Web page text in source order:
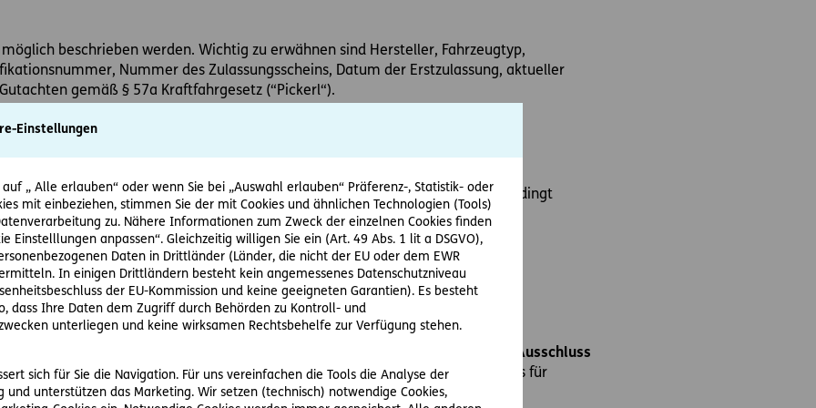
Einstellungen
„ Alle erlauben“ oder wenn Sie bei „Auswahl erlauben“ Präferenz-, Statistik- oder
mit einbeziehen, stimmen Sie der mit Cookies und ähnlichen Technologien (Tools)
zu. Nähere Informationen zum Zweck der einzelnen Cookies finden
Einstelllungen anpassen“. Gleichzeitig willigen Sie ein (Art. 49 Abs. 1 lit a DSGVO),
Daten in Drittländer (Länder, die nicht der EU oder dem EWR
In einigen Drittländern besteht kein angemessenes Datenschutzniveau
der EU-Kommission und keine geeigneten Garantien). Es besteht
dass Ihre Daten dem Zugriff durch Behörden zu Kontroll- und
unterliegen und keine wirksamen Rechtsbehelfe zur Verfügung stehen.
sich für Sie die Navigation. Für uns vereinfachen die Tools die Analyse der
und unterstützen das Marketing. Wir setzen (technisch) notwendige Cookies,
beschrieben werden. Wichtig zu erwähnen sind Hersteller, Fahrzeugtyp,
Nummer des Zulassungsscheins, Datum der Erstzulassung, aktueller
gemäß § 57a Kraftfahrgesetz (“Pickerl“).
besitzen, muss auch dieses im Kfz-Kaufvertrag angeführt werden.
durch einen Unfall) oder bereits getauschte Teile am Auto, müssen diese unbedingt
immer im Kaufvertrag angeführt werden.
unbedingt einen Satz enthalten, woraus hervorgeht, dass das Auto unter
Ausschluss
wird. Ansonsten haftet der Verkäufer bis zwei Jahre nach Verkauf des Autos für
Im schlimmsten Fall kann dies von Käufern ausgenutzt werden.